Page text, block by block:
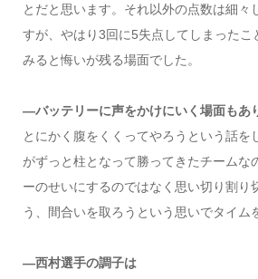
とだと思います。それ以外の点数は細々
すが、やはり3回に5失点してしまったこ
みると悔いが残る場面でした。
―バッテリーに声をかけにいく場面もあ
とにかく腹をくくってやろうという話を
がずっと柱となって勝ってきたチームな
ーのせいにするのではなく思い切り割り
う、間合いを取ろうという思いでタイム
―西村選手の調子は